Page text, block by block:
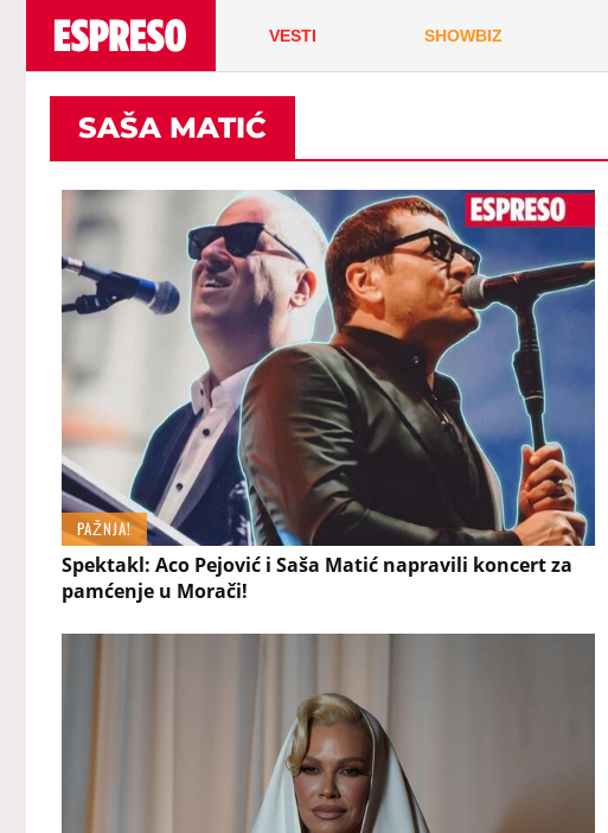
VESTI SHOWBIZ
SAŠA MATIĆ
PAŽNJA!
Spektakl: Aco Pejović i Saša Matić napravili koncert za
pamćenje u Morači!